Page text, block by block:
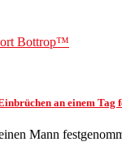
Bottrop™
an einem Tag
Mann